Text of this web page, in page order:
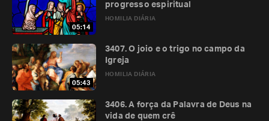
05:14
HOMILIA DIÁRIA
progresso espiritual
05:43
HOMILIA DIÁRIA
3407. O joio e o trigo no campo da
Igreja
3406. A força da Palavra de Deus na
vida de quem crê